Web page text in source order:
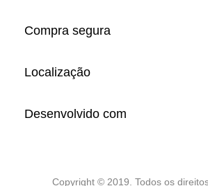
Compra segura
Localização
Desenvolvido com
Copyright © 2019. Todos os